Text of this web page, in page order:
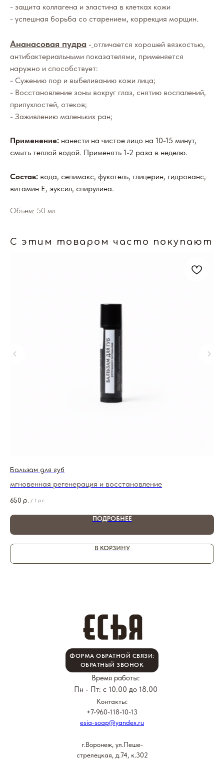
- защита коллагена и эластина в клетках кожи
- успешная борьба со старением, коррекция морщин.
Ананасовая пудра - отличается хорошей вязкостью,
антибактериальными показателями, применяется
наружно и способствует:
- Сужению пор и выбеливанию кожи лица;
- Восстановление зоны вокруг глаз, снятию воспалений,
припухлостей, отеков;
- Заживлению маленьких ран;
Применение: нанести на чистое лицо на 10-15 минут,
смыть теплой водой. Применять 1-2 раза в неделю.
Состав: вода, сепимакс, фукогель, глицерин, гидрованс,
витамин Е, эуксил, спирулина.
Объем: 50 мл
С этим товаром часто покупают
Бальзам для губ
мгновенная регенерация и восстановление
650 р. / 1 pc
ПОДРОБНЕЕ
В КОРЗИНУ
ФОРМА ОБРАТНОЙ СВЯЗИ:
ОБРАТНЫЙ ЗВОНОК
Контакты:
+7-960-118-10-13
esia-soap@yandex.ru
г.Воронеж, ул.Пеше-
стрелецкая, д.74, к.302
Время работы:
Пн - Пт: с 10.00 до 18.00